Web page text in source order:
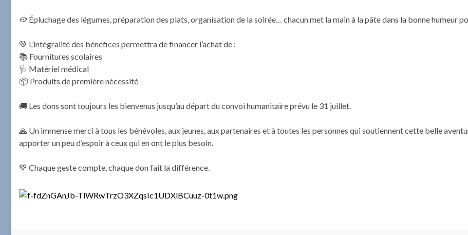
🥔 Épluchage des légumes, préparation des plats, organisation de la soirée… chacun met la main à la pâte dans la bonne humeur
💚 L’intégralité des bénéfices permettra de financer l’achat de :
📚 Fournitures scolaires
🩺 Matériel médical
📦 Produits de première nécessité
🚚 Les dons sont toujours les bienvenus jusqu’au départ du convoi humanitaire prévu le 31 juillet.
🙏 Un immense merci à tous les bénévoles, aux jeunes, aux partenaires et à toutes les personnes qui soutiennent cette belle
apporter un peu d’espoir à ceux qui en ont le plus besoin.
💚 Chaque geste compte, chaque don fait la différence.